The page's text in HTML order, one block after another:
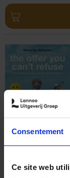
Consentement
Ce site web